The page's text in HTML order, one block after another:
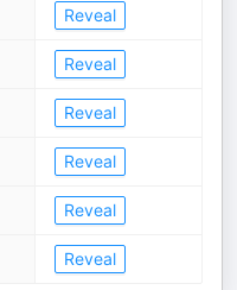
Reveal
Reveal
Reveal
Reveal
Reveal
Reveal